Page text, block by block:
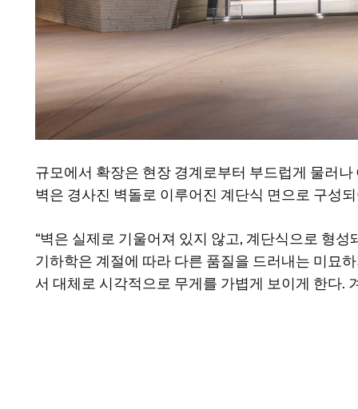
규모에서 확장은 현장 경계로부터 부드럽게 물러
벽은 경사진 벽돌로 이루어진 계단식 면으로 구성
“벽은 실제로 기울어져 있지 않고, 계단식으로 형
기하학은 계절에 따라 다른 품질을 드러내는 미묘
서 대체로 시각적으로 무게를 가볍게 보이게 한다.